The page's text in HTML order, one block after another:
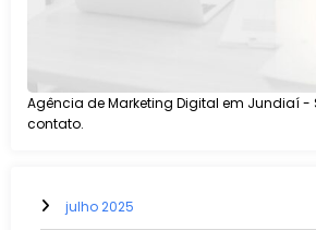
Agência de Marketing Digital em Jundiaí -
contato.
julho 2025